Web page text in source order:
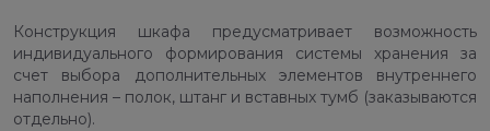
Конструкция шкафа предусматривает возможность
индивидуального формирования системы хранения за
счет выбора дополнительных элементов внутреннего
наполнения – полок, штанг и вставных тумб (заказываются
отдельно).